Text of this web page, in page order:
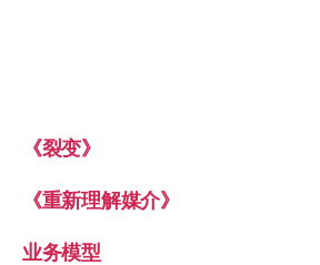
《裂变》
《重新理解媒介》
业务模型